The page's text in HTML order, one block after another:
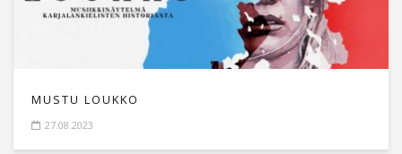
MUSTU LOUKKO
27.08.2023